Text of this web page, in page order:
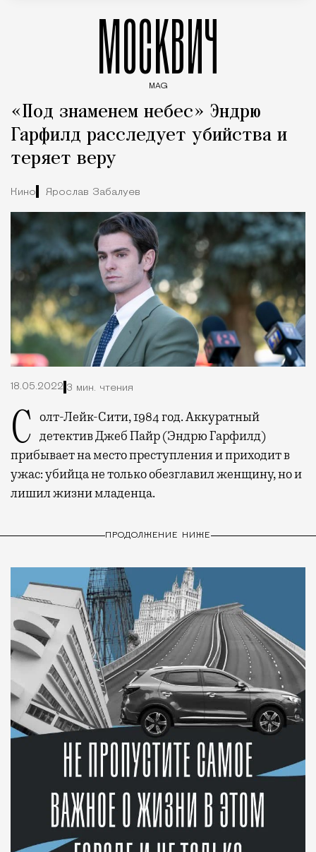
МОСКВИЧ
MAG
«Под знаменем небес» Эндрю
Гарфилд расследует убийства и
теряет веру
Кино Ярослав Забалуев
18.05.2022 3 мин. чтения
Солт-Лейк-Сити, 1984 год. Аккуратный детектив Джеб Пайр (Эндрю Гарфилд)
прибывает на место преступления и приходит в
ужас: убийца не только обезглавил женщину, но и
лишил жизни младенца.
ПРОДОЛЖЕНИЕ НИЖЕ